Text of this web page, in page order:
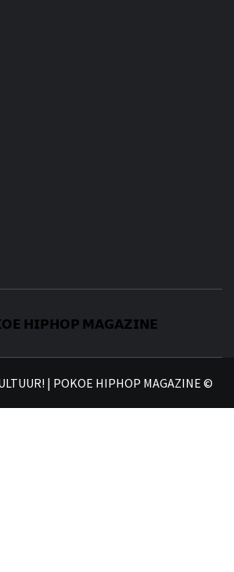
| POKOE HIPHOP MAGAZINE ©